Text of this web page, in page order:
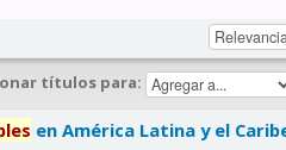
títulos para:
en América Latina y el